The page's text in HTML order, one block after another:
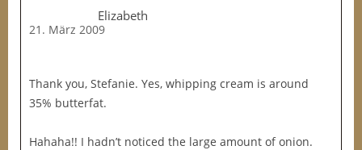
Elizabeth
21. März 2009
Thank you, Stefanie. Yes, whipping cream is around
35% butterfat.
Hahaha!! I hadn’t noticed the large amount of onion.